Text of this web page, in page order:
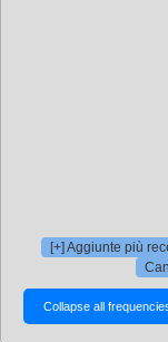
[+] Aggiunte più